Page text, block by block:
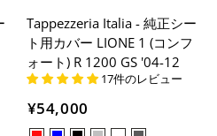
Tappezzeria Italia - 純正シー
ト用カバー LIONE 1 (コンフ
ォート) R 1200 GS '04-12
17件のレビュー
¥54,000